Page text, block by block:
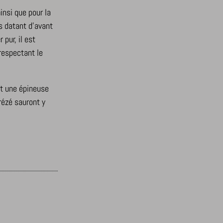
que pour la
datant d’avant
pur, il est
le
une épineuse
sauront y